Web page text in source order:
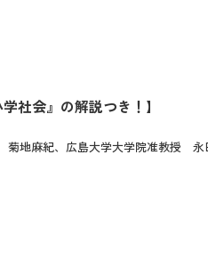
社会』の解説つき！】
地麻紀、広島大学大学院准教授